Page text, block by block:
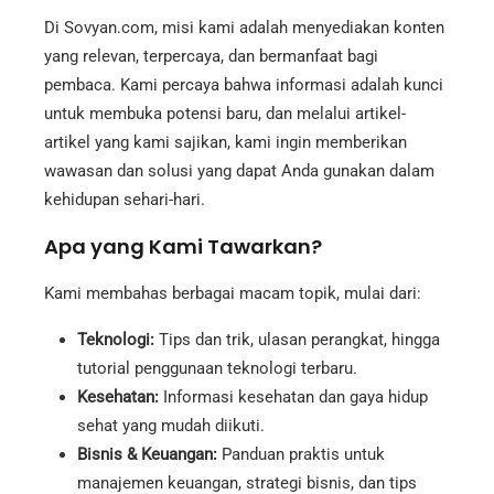
Di Sovyan.com, misi kami adalah menyediakan konten
yang relevan, terpercaya, dan bermanfaat bagi
pembaca. Kami percaya bahwa informasi adalah kunci
untuk membuka potensi baru, dan melalui artikel-
artikel yang kami sajikan, kami ingin memberikan
wawasan dan solusi yang dapat Anda gunakan dalam
kehidupan sehari-hari.
Apa yang Kami Tawarkan?
Kami membahas berbagai macam topik, mulai dari:
Teknologi: Tips dan trik, ulasan perangkat, hingga
tutorial penggunaan teknologi terbaru.
Kesehatan: Informasi kesehatan dan gaya hidup
sehat yang mudah diikuti.
Bisnis & Keuangan: Panduan praktis untuk
manajemen keuangan, strategi bisnis, dan tips